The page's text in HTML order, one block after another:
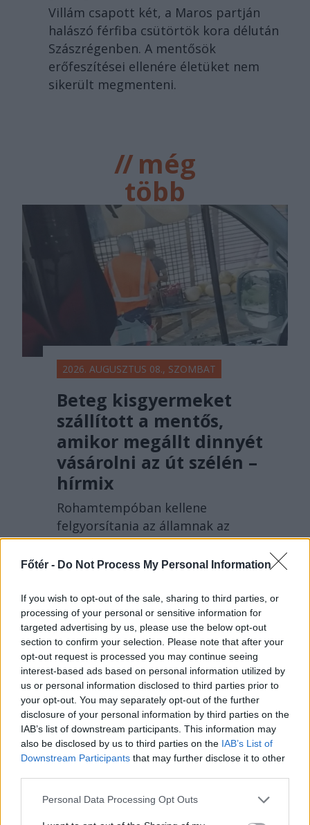
Főtér - Do Not Process My Personal Information
If you wish to opt-out of the sale, sharing to third parties, or
processing of your personal or sensitive information for
targeted advertising by us, please use the below opt-out
section to confirm your selection. Please note that after your
opt-out request is processed you may continue seeing
interest-based ads based on personal information utilized by
us or personal information disclosed to third parties prior to
your opt-out. You may separately opt-out of the further
disclosure of your personal information by third parties on the
IAB’s list of downstream participants. This information may
also be disclosed by us to third parties on the IAB’s List of
Downstream Participants that may further disclose it to other
Personal Data Processing Opt Outs
Villám csapott két, a Maros partján
halászó férfiba csütörtök kora délután
Szászrégenben. A mentősök
erőfeszítései ellenére életüket nem
sikerült megmenteni.
//még
több
főtér.ro
2026. AUGUSZTUS 08., SZOMBAT
Beteg kisgyermeket
szállított a mentős,
amikor megállt dinnyét
vásárolni az út szélén –
hírmix
Rohamtempóban kellene
felgyorsítania az államnak az
energiatároló kapacitását, ha nem
akar blackoutot a közeljövőben.
robbant fel Bulgáriában, nem
messze a határtól.